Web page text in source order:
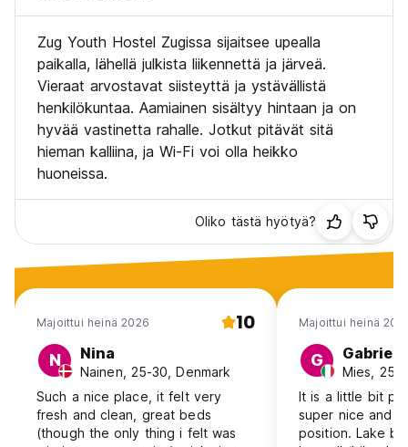
Zug Youth Hostel Zugissa sijaitsee upealla
paikalla, lähellä julkista liikennettä ja järveä.
Vieraat arvostavat siisteyttä ja ystävällistä
henkilökuntaa. Aamiainen sisältyy hintaan ja on
hyvää vastinetta rahalle. Jotkut pitävät sitä
hieman kalliina, ja Wi-Fi voi olla heikko
huoneissa.
Oliko tästä hyötyä?
Majoittui heinä 2026 10
N Nina
Nainen, 25-30, Denmark
Such a nice place, it felt very
fresh and clean, great beds
(though the only thing i felt was
Majoittui heinä
G Gabriele
Mies, 25-
It is a little bit
super nice and
position. Lake